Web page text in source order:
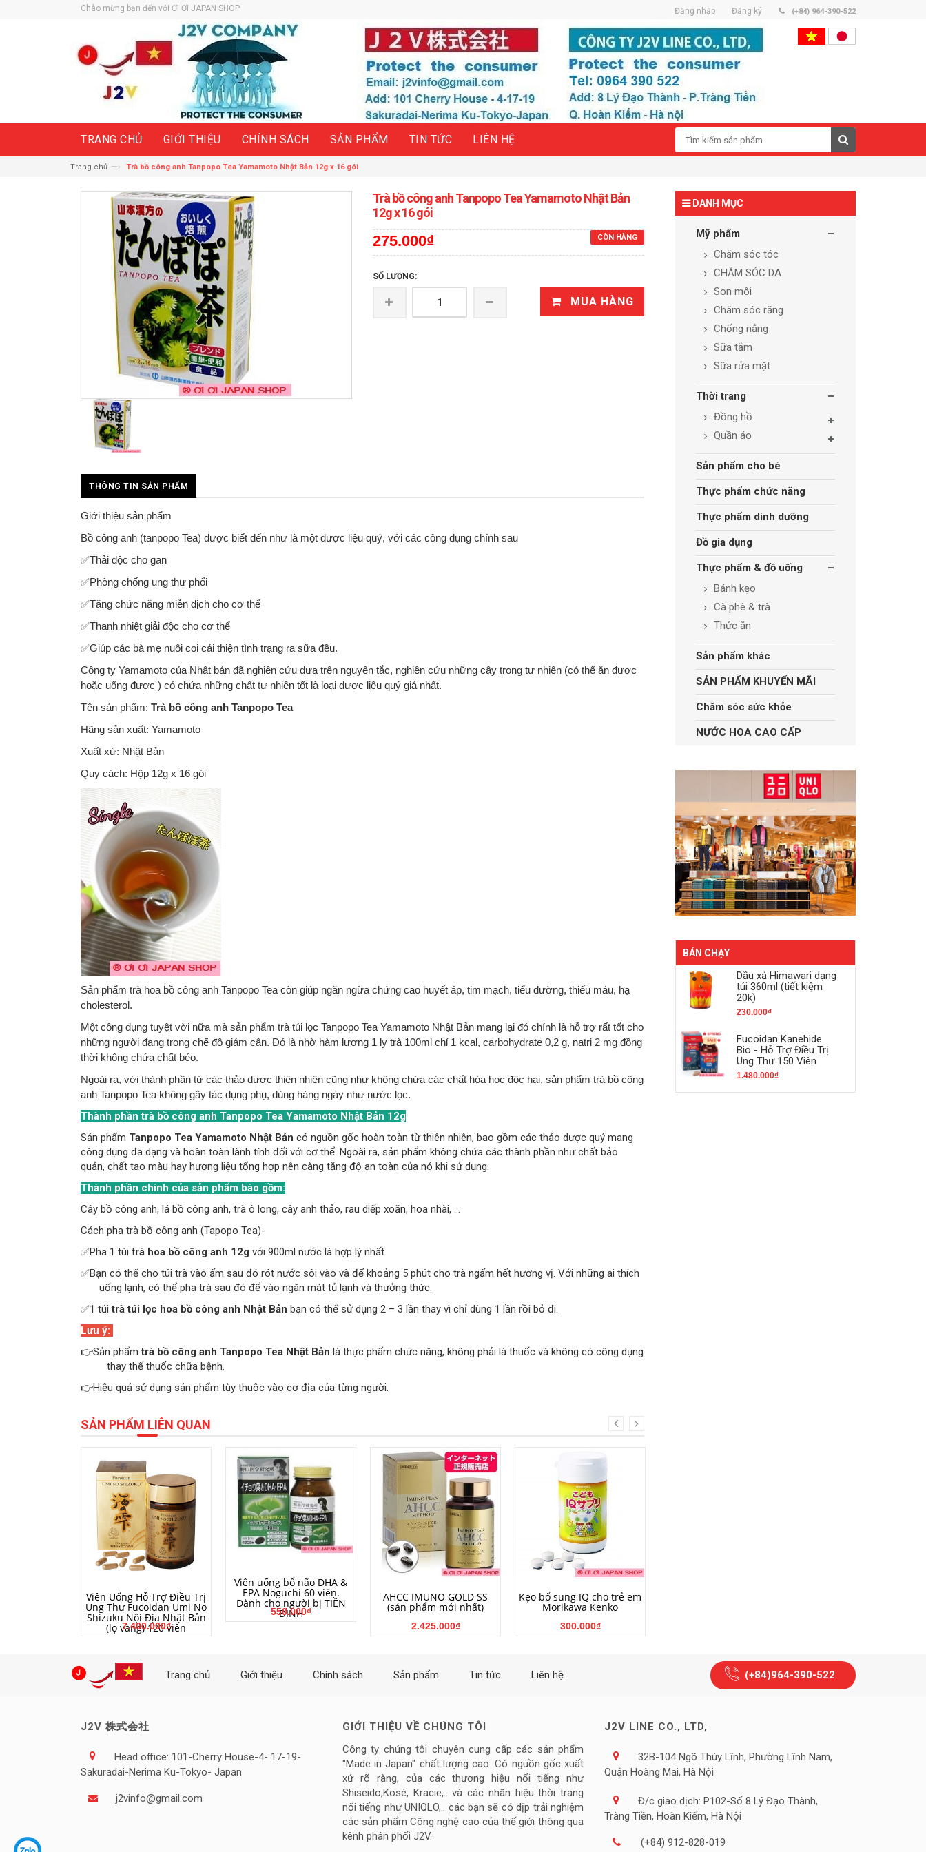
Chào mừng bạn đến với ƠI ƠI JAPAN SHOP Đăng nhập Đăng ký (+84) 964-390-522
TRANG CHỦ GIỚI THIỆU CHÍNH SÁCH SẢN PHẨM TIN TỨC LIÊN HỆ
Trang chủ —› Trà bồ công anh Tanpopo Tea Yamamoto Nhật Bản 12g x 16 gói
Trà bồ công anh Tanpopo Tea Yamamoto Nhật Bản
12g x 16 gói
CÒN HÀNG
275.000₫
SỐ LƯỢNG:
MUA HÀNG
THÔNG TIN SẢN PHẨM
Giới thiệu sản phẩm
Bồ công anh (tanpopo Tea) được biết đến như là một dược liệu quý, với các công dụng chính sau
✅Thải độc cho gan
✅Phòng chống ung thư phổi
✅Tăng chức năng miễn dịch cho cơ thể
✅Thanh nhiệt giải độc cho cơ thể
✅Giúp các bà mẹ nuôi coi cải thiện tình trạng ra sữa đều.
Công ty Yamamoto của Nhật bản đã nghiên cứu dựa trên nguyên tắc, nghiên cứu những cây trong tự nhiên (có thể ăn được
hoặc uống được ) có chứa những chất tự nhiên tốt là loại dược liệu quý giá nhất.
Tên sản phẩm: Trà bồ công anh Tanpopo Tea
Hãng sản xuất: Yamamoto
Xuất xứ: Nhật Bản
Quy cách: Hộp 12g x 16 gói
Sản phẩm trà hoa bồ công anh Tanpopo Tea còn giúp ngăn ngừa chứng cao huyết áp, tim mạch, tiểu đường, thiếu máu, hạ
cholesterol.
Một công dụng tuyệt vời nữa mà sản phẩm trà túi lọc Tanpopo Tea Yamamoto Nhật Bản mang lại đó chính là hỗ trợ rất tốt cho
những người đang trong chế độ giảm cân. Đó là nhờ hàm lượng 1 ly trà 100ml chỉ 1 kcal, carbohydrate 0,2 g, natri 2 mg đồng
thời không chứa chất béo.
Ngoài ra, với thành phần từ các thảo dược thiên nhiên cũng như không chứa các chất hóa học độc hại, sản phẩm trà bồ công
anh Tanpopo Tea không gây tác dụng phụ, dùng hàng ngày như nước lọc.
Thành phần trà bồ công anh Tanpopo Tea Yamamoto Nhật Bản 12g
Sản phẩm Tanpopo Tea Yamamoto Nhật Bản có nguồn gốc hoàn toàn từ thiên nhiên, bao gồm các thảo dược quý mang
công dụng đa dạng và hoàn toàn lành tính đối với cơ thể. Ngoài ra, sản phẩm không chứa các thành phần như chất bảo
quản, chất tạo màu hay hương liệu tổng hợp nên càng tăng độ an toàn của nó khi sử dụng.
Thành phần chính của sản phẩm bào gồm:
Cây bồ công anh, lá bồ công anh, trà ô long, cây anh thảo, rau diếp xoăn, hoa nhài, …
Cách pha trà bồ công anh (Tapopo Tea)-
✅Pha 1 túi trà hoa bồ công anh 12g với 900ml nước là hợp lý nhất.
✅Bạn có thể cho túi trà vào ấm sau đó rót nước sôi vào và để khoảng 5 phút cho trà ngấm hết hương vị. Với những ai thích
uống lạnh, có thể pha trà sau đó để vào ngăn mát tủ lạnh và thưởng thức.
✅1 túi trà túi lọc hoa bồ công anh Nhật Bản bạn có thể sử dụng 2 – 3 lần thay vì chỉ dùng 1 lần rồi bỏ đi.
Lưu ý:
👉Sản phẩm trà bồ công anh Tanpopo Tea Nhật Bản là thực phẩm chức năng, không phải là thuốc và không có công dụng
thay thế thuốc chữa bệnh.
👉Hiệu quả sử dụng sản phẩm tùy thuộc vào cơ địa của từng người.
SẢN PHẨM LIÊN QUAN
MUA HÀNG
Viên Uống Hỗ Trợ Điều Trị
Ung Thư Fucoidan Umi No
Shizuku Nội Địa Nhật Bản
(lọ vàng) 120 viên
7.400.000₫
MUA HÀNG
Viên uống bổ não DHA &
EPA Noguchi 60 viên.
Dành cho người bị TIỀN
ĐÌNH
550.000₫
HẾT HÀNG
AHCC IMUNO GOLD SS
(sản phẩm mới nhất)
2.425.000₫
MUA HÀNG
Kẹo bổ sung IQ cho trẻ em
Morikawa Kenko
300.000₫
DANH MỤC
Mỹ phẩm
Chăm sóc tóc
CHĂM SÓC DA
Son môi
Chăm sóc răng
Chống nắng
Sữa tắm
Sữa rửa mặt
Thời trang
Đồng hồ
Quần áo
Sản phẩm cho bé
Thực phẩm chức năng
Thực phẩm dinh dưỡng
Đồ gia dụng
Thực phẩm & đồ uống
Bánh kẹo
Cà phê & trà
Thức ăn
Sản phẩm khác
SẢN PHẨM KHUYẾN MÃI
Chăm sóc sức khỏe
NƯỚC HOA CAO CẤP
BÁN CHẠY
Dầu xả Himawari dạng
túi 360ml (tiết kiệm
20k)
230.000₫
Fucoidan Kanehide
Bio - Hỗ Trợ Điều Trị
Ung Thư 150 Viên
1.480.000₫
Trang chủ Giới thiệu Chính sách Sản phẩm Tin tức Liên hệ (+84)964-390-522
J2V 株式会社
Head office: 101-Cherry House-4- 17-19-
Sakuradai-Nerima Ku-Tokyo- Japan
j2vinfo@gmail.com
GIỚI THIỆU VỀ CHÚNG TÔI
Công ty chúng tôi chuyên cung cấp các sản phẩm
"Made in Japan" chất lượng cao. Có nguồn gốc xuất
xứ rõ ràng, của các thương hiệu nổi tiếng như
Shiseido,Kosé, Kracie,.. và các nhãn hiệu thời trang
nổi tiếng như UNIQLO,.. các bạn sẽ có dịp trải nghiệm
các sản phẩm Công nghệ cao của thế giới thông qua
kênh phân phối J2V.
J2V LINE CO., LTD,
32B-104 Ngõ Thúy Lĩnh, Phường Lĩnh Nam,
Quận Hoàng Mai, Hà Nội
Đ/c giao dịch: P102-Số 8 Lý Đạo Thành,
Tràng Tiền, Hoàn Kiếm, Hà Nội
(+84) 912-828-019